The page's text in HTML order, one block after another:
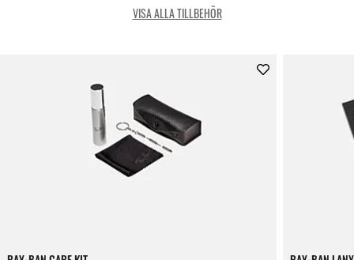
VISA ALLA TILLBEHÖR